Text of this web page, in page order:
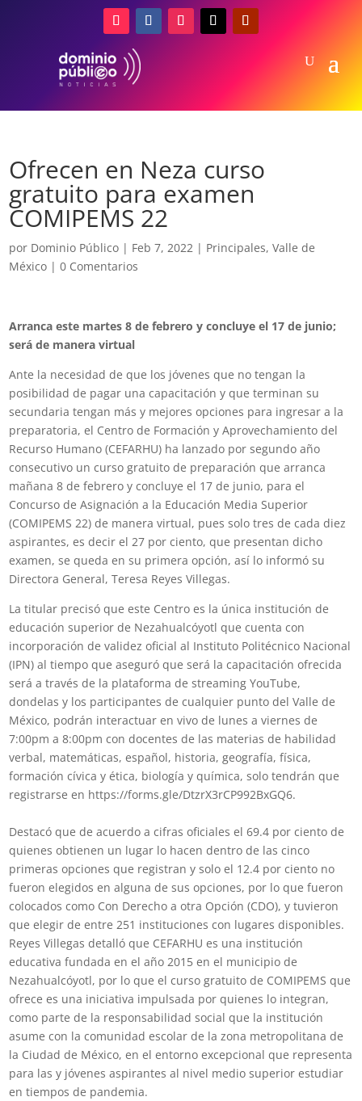
Ofrecen en Neza curso
gratuito para examen
COMIPEMS 22
por Dominio Público | Feb 7, 2022 | Principales,Valle de
México |0 Comentarios
Arranca este martes 8 de febrero y concluye el 17 de junio;
será de manera virtual
Ante la necesidad de que los jóvenes que no tengan la
posibilidad de pagar una capacitación y que terminan su
secundaria tengan más y mejores opciones para ingresar a la
preparatoria, el Centro de Formación y Aprovechamiento del
Recurso Humano (CEFARHU) ha lanzado por segundo año
consecutivo un curso gratuito de preparación que arranca
mañana 8 de febrero y concluye el 17 de junio, para el
Concurso de Asignación a la Educación Media Superior
(COMIPEMS 22) de manera virtual, pues solo tres de cada diez
aspirantes, es decir el 27 por ciento, que presentan dicho
examen, se queda en su primera opción, así lo informó su
Directora General, Teresa Reyes Villegas.
La titular precisó que este Centro es la única institución de
educación superior de Nezahualcóyotl que cuenta con
incorporación de validez oficial al Instituto Politécnico Nacional
(IPN) al tiempo que aseguró que será la capacitación ofrecida
será a través de la plataforma de streaming YouTube,
dondelas y los participantes de cualquier punto del Valle de
México, podrán interactuar en vivo de lunes a viernes de
7:00pm a 8:00pm con docentes de las materias de habilidad
verbal, matemáticas, español, historia, geografía, física,
formación cívica y ética, biología y química, solo tendrán que
registrarse en https://forms.gle/DtzrX3rCP992BxGQ6.
Destacó que de acuerdo a cifras oficiales el 69.4 por ciento de
quienes obtienen un lugar lo hacen dentro de las cinco
primeras opciones que registran y solo el 12.4 por ciento no
fueron elegidos en alguna de sus opciones, por lo que fueron
colocados como Con Derecho a otra Opción (CDO), y tuvieron
que elegir de entre 251 instituciones con lugares disponibles.
Reyes Villegas detalló que CEFARHU es una institución
educativa fundada en el año 2015 en el municipio de
Nezahualcóyotl, por lo que el curso gratuito de COMIPEMS que
ofrece es una iniciativa impulsada por quienes lo integran,
como parte de la responsabilidad social que la institución
asume con la comunidad escolar de la zona metropolitana de
la Ciudad de México, en el entorno excepcional que representa
para las y jóvenes aspirantes al nivel medio superior estudiar
en tiempos de pandemia.